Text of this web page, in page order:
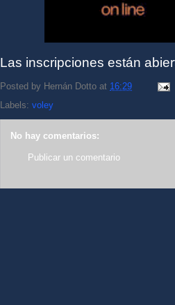
Las inscripciones están
Posted by Hernán Dotto at 16:29
Labels: voley
No hay comentarios:
Publicar un comentario